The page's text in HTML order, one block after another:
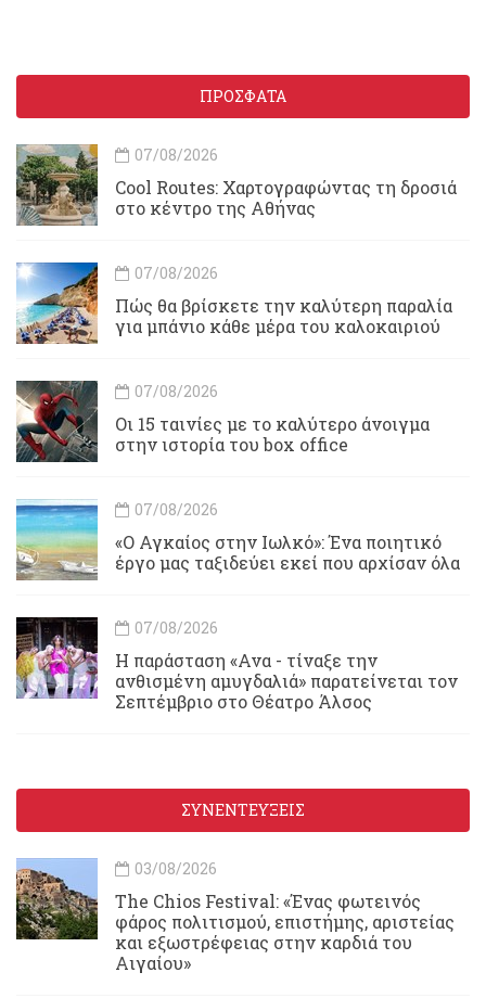
ΠΡΟΣΦΑΤΑ
07/08/2026
Cool Routes: Χαρτογραφώντας τη δροσιά
στο κέντρο της Αθήνας
07/08/2026
Πώς θα βρίσκετε την καλύτερη παραλία
για μπάνιο κάθε μέρα του καλοκαιριού
07/08/2026
Οι 15 ταινίες με το καλύτερο άνοιγμα
στην ιστορία του box office
07/08/2026
«Ο Αγκαίος στην Ιωλκό»: Ένα ποιητικό
έργο μας ταξιδεύει εκεί που αρχίσαν όλα
07/08/2026
Η παράσταση «Ανα - τίναξε την
ανθισμένη αμυγδαλιά» παρατείνεται τον
Σεπτέμβριο στο Θέατρο Άλσος
ΣΥΝΕΝΤΕΥΞΕΙΣ
03/08/2026
Τhe Chios Festival: «Ένας φωτεινός
φάρος πολιτισμού, επιστήμης, αριστείας
και εξωστρέφειας στην καρδιά του
Αιγαίου»